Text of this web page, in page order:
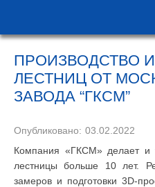
ПРОИЗВОДСТВО
ЛЕСТНИЦ ОТ
ЗАВОДА “ГКСМ”
Опубликовано: 03.02.2022
Компания «ГКСМ» делает и
лестницы больше 10 лет.
замеров и подготовки 3D-